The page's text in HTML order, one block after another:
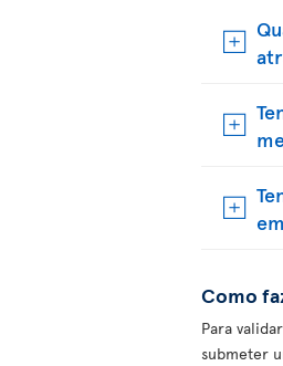
Como
Para
submeter